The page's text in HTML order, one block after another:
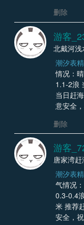
删除
游客
北戴河
潮汐表
情况：
1.1-2浪
当日赶
意安全
删除
游客
唐家湾赶
潮汐表
气情况
0.3-0.4
米 推荐
安全，